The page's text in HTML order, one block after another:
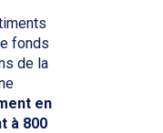
fonds
de la
en
à 800